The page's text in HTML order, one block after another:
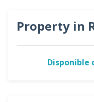
Property in
Disponible